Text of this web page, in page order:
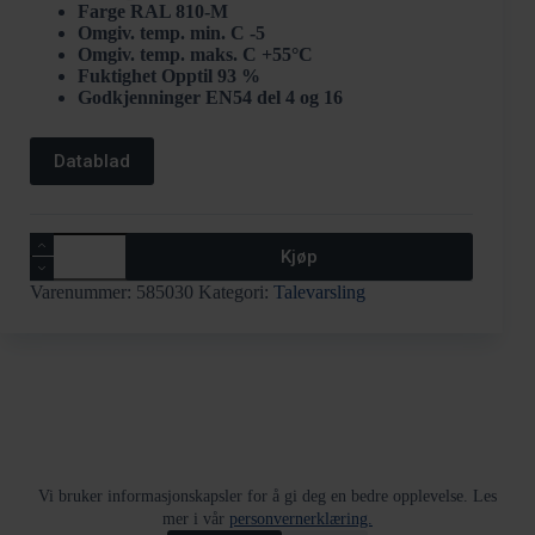
Vi bruker informasjonskapsler for å gi deg en bedre opplevelse. Les
mer i vår personvernerklæring.
Farge RAL 810-M
Omgiv. temp. min. C -5
Omgiv. temp. maks. C +55°C
Fuktighet Opptil 93 %
Godkjenninger EN54 del 4 og 16
Datablad
Effektforsterker
med
strømforsyning
4XD125B
Kjøp
Varenummer: 585030 Kategori: Talevarsling
Returskjema Tjenester
Kjøpsvilkår
Varslingskanal
HMS policy
Åpenhetsloven
Informasjon om Bestillingsvarer